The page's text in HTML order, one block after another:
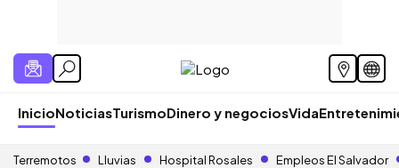
InicioNoticiasTurismoDinero y negociosVida
Terremotos Lluvias Hospital Rosales Empleos El Salvador